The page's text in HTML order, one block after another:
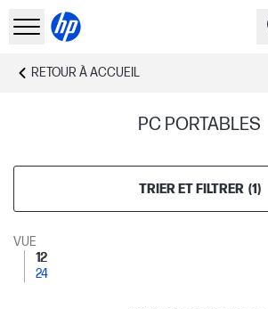
RETOUR ÀACCUEIL
PC PORTABLES
TRIER ET FILTRER (1)
VUE
12
24